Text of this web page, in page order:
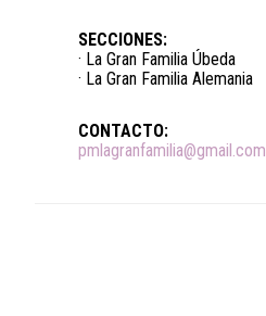
SECCIONES:
· La Gran Familia Úbeda
· La Gran Familia Alemania
CONTACTO:
pmlagranfamilia@gmail.com